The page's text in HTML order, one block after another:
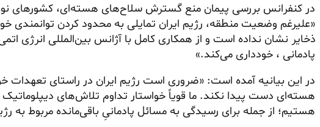
در کنفرانس بررسی پیمان منع گسترش سلاح‌های هسته‌ای، کشورهای
«علیرغم وضعیت منطقه، رژیم ایران تمایلی به محدود کردن توانمندی
ذخایر نشان نداده است و از همکاری کامل با آژانس بین‌المللی انرژی
پادمانی ، خودداری می‌کند.»
هسته‌ای دست پیدا نکند. ما قویاً خواستار تداوم تلاش‌های دیپلوماتیک
هستیم؛ از جمله برای رسیدگی به مسائل پادمانیِ باقی‌مانده مربوط به